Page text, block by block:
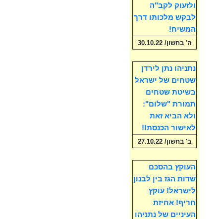
ולזעוק לקב"ה
לבקש מלכותו דרך
המשיח!
ה' בחשון/ 30.10.22
נתניהו נתן לירדן
שטחים של ישראל
בשיטת שטחים
תמורת "שלום":
ולא הביא זאת
לאישור הכנסת!!
ב' בחשון/ 27.10.22
העוקץ בהסכם
שדות הגז בין לבנון
לישראל! עוקץ
חריף! אחיזת
העיניים של נתניהו